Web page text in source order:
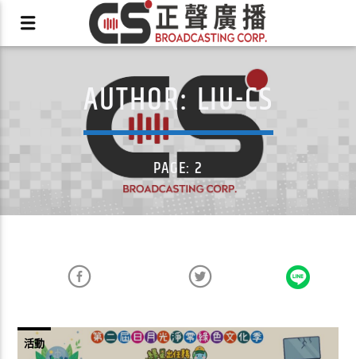
X
AUTHOR: LIU-CS
PAGE: 2
活動